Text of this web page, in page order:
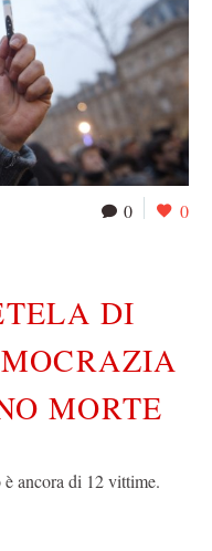
0 0
DI
MORTE
ancora di 12 vittime.